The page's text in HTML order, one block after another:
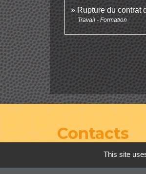
Rupture du contrat
Travail - Formation
Contacts
Commune de
This site